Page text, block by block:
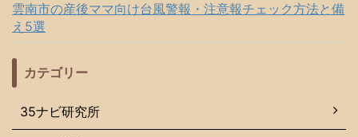
雲南市の産後ママ向け台風警報・注意報チェック方法と備
え5選
カテゴリー
35ナビ研究所